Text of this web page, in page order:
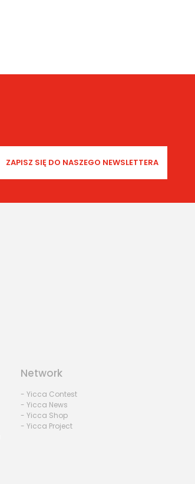
Network
- Yicca Contest
- Yicca News
- Yicca Shop
- Yicca Project